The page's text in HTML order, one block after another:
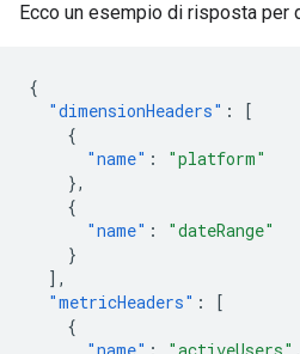
Ecco un esempio di risposta per
{
"dimensionHeaders" :
[
{
"name" :
"platform"
},
{
"name" :
"dateRange"
}
],
"metricHeaders" :
[
{